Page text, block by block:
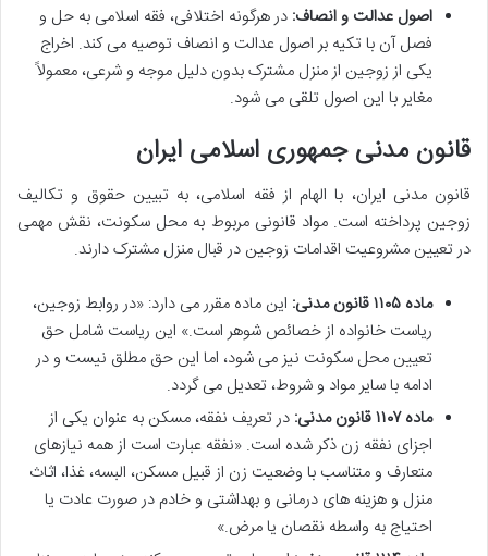
اصول عدالت و انصاف: در هرگونه اختلافی، فقه اسلامی به حل و
فصل آن با تکیه بر اصول عدالت و انصاف توصیه می کند. اخراج
یکی از زوجین از منزل مشترک بدون دلیل موجه و شرعی، معمولاً
مغایر با این اصول تلقی می شود.
قانون مدنی جمهوری اسلامی ایران
قانون مدنی ایران، با الهام از فقه اسلامی، به تبیین حقوق و تکالیف
زوجین پرداخته است. مواد قانونی مربوط به محل سکونت، نقش مهمی
در تعیین مشروعیت اقدامات زوجین در قبال منزل مشترک دارند.
ماده ۱۱۰۵ قانون مدنی:
این ماده مقرر می دارد: «در روابط زوجین،
ریاست خانواده از خصائص شوهر است.» این ریاست شامل حق
تعیین محل سکونت نیز می شود، اما این حق مطلق نیست و در
ادامه با سایر مواد و شروط، تعدیل می گردد.
ماده ۱۱۰۷ قانون مدنی:
در تعریف نفقه، مسکن به عنوان یکی از
اجزای نفقه زن ذکر شده است. «نفقه عبارت است از همه نیازهای
متعارف و متناسب با وضعیت زن از قبیل مسکن، البسه، غذا، اثاث
منزل و هزینه های درمانی و بهداشتی و خادم در صورت عادت یا
احتیاج به واسطه نقصان یا مرض.»